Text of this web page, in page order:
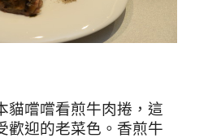
貓嚐嚐看煎牛肉捲，這
歡迎的老菜色。香煎牛